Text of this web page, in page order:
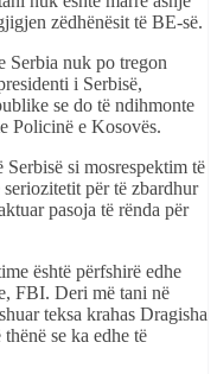
zëdhënësit të BE-së.
Serbia nuk po tregon
i Serbisë,
se do të ndihmonte
Policinë e Kosovës.
si mosrespektim të
për të zbardhur
pasoja të rënda për
është përfshirë edhe
FBI. Deri më tani në
teksa krahas Dragisha
se ka edhe të